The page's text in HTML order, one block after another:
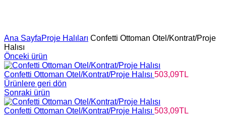
Ana SayfaProje Halıları Confetti Ottoman Otel/Kontrat/Proje
Halısı
Önceki ürün
Confetti Ottoman Otel/Kontrat/Proje Halısı 503,09TL
Ürünlere geri dön
Sonraki ürün
Confetti Ottoman Otel/Kontrat/Proje Halısı 503,09TL